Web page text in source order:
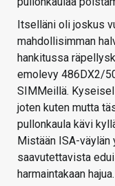
Itselläni oli joskus
mahdollisimman
hankitussa
emolevy 486DX2/
SIMMeillä.
joten kuten mutta
pullonkaula kävi
Mistään ISA-
saavutettavista
harmaintakaan hajua.